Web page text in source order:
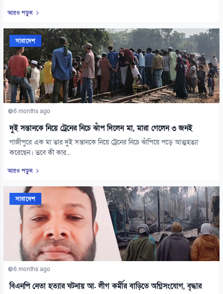
আরও পড়ুন
সারাদেশ
6 months ago
দুই সন্তানকে নিয়ে ট্রেনের নিচে ঝাঁপ দিলেন মা, মারা গেলেন ৩ জনই
গাজীপুরে এক মা তার দুই সন্তানকে নিয়ে ট্রেনের নিচে ঝাঁপিয়ে পড়ে আত্মহত্যা
করেছেন। তবে কী কার...
আরও পড়ুন
সারাদেশ
6 months ago
বিএনপি নেতা হত্যার ঘটনায় আ. লীগ কর্মীর বাড়িতে অগ্নিসংযোগ, বৃদ্ধার